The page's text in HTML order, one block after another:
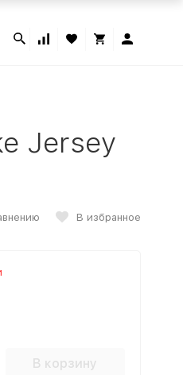
Jersey
В избранное
В корзину